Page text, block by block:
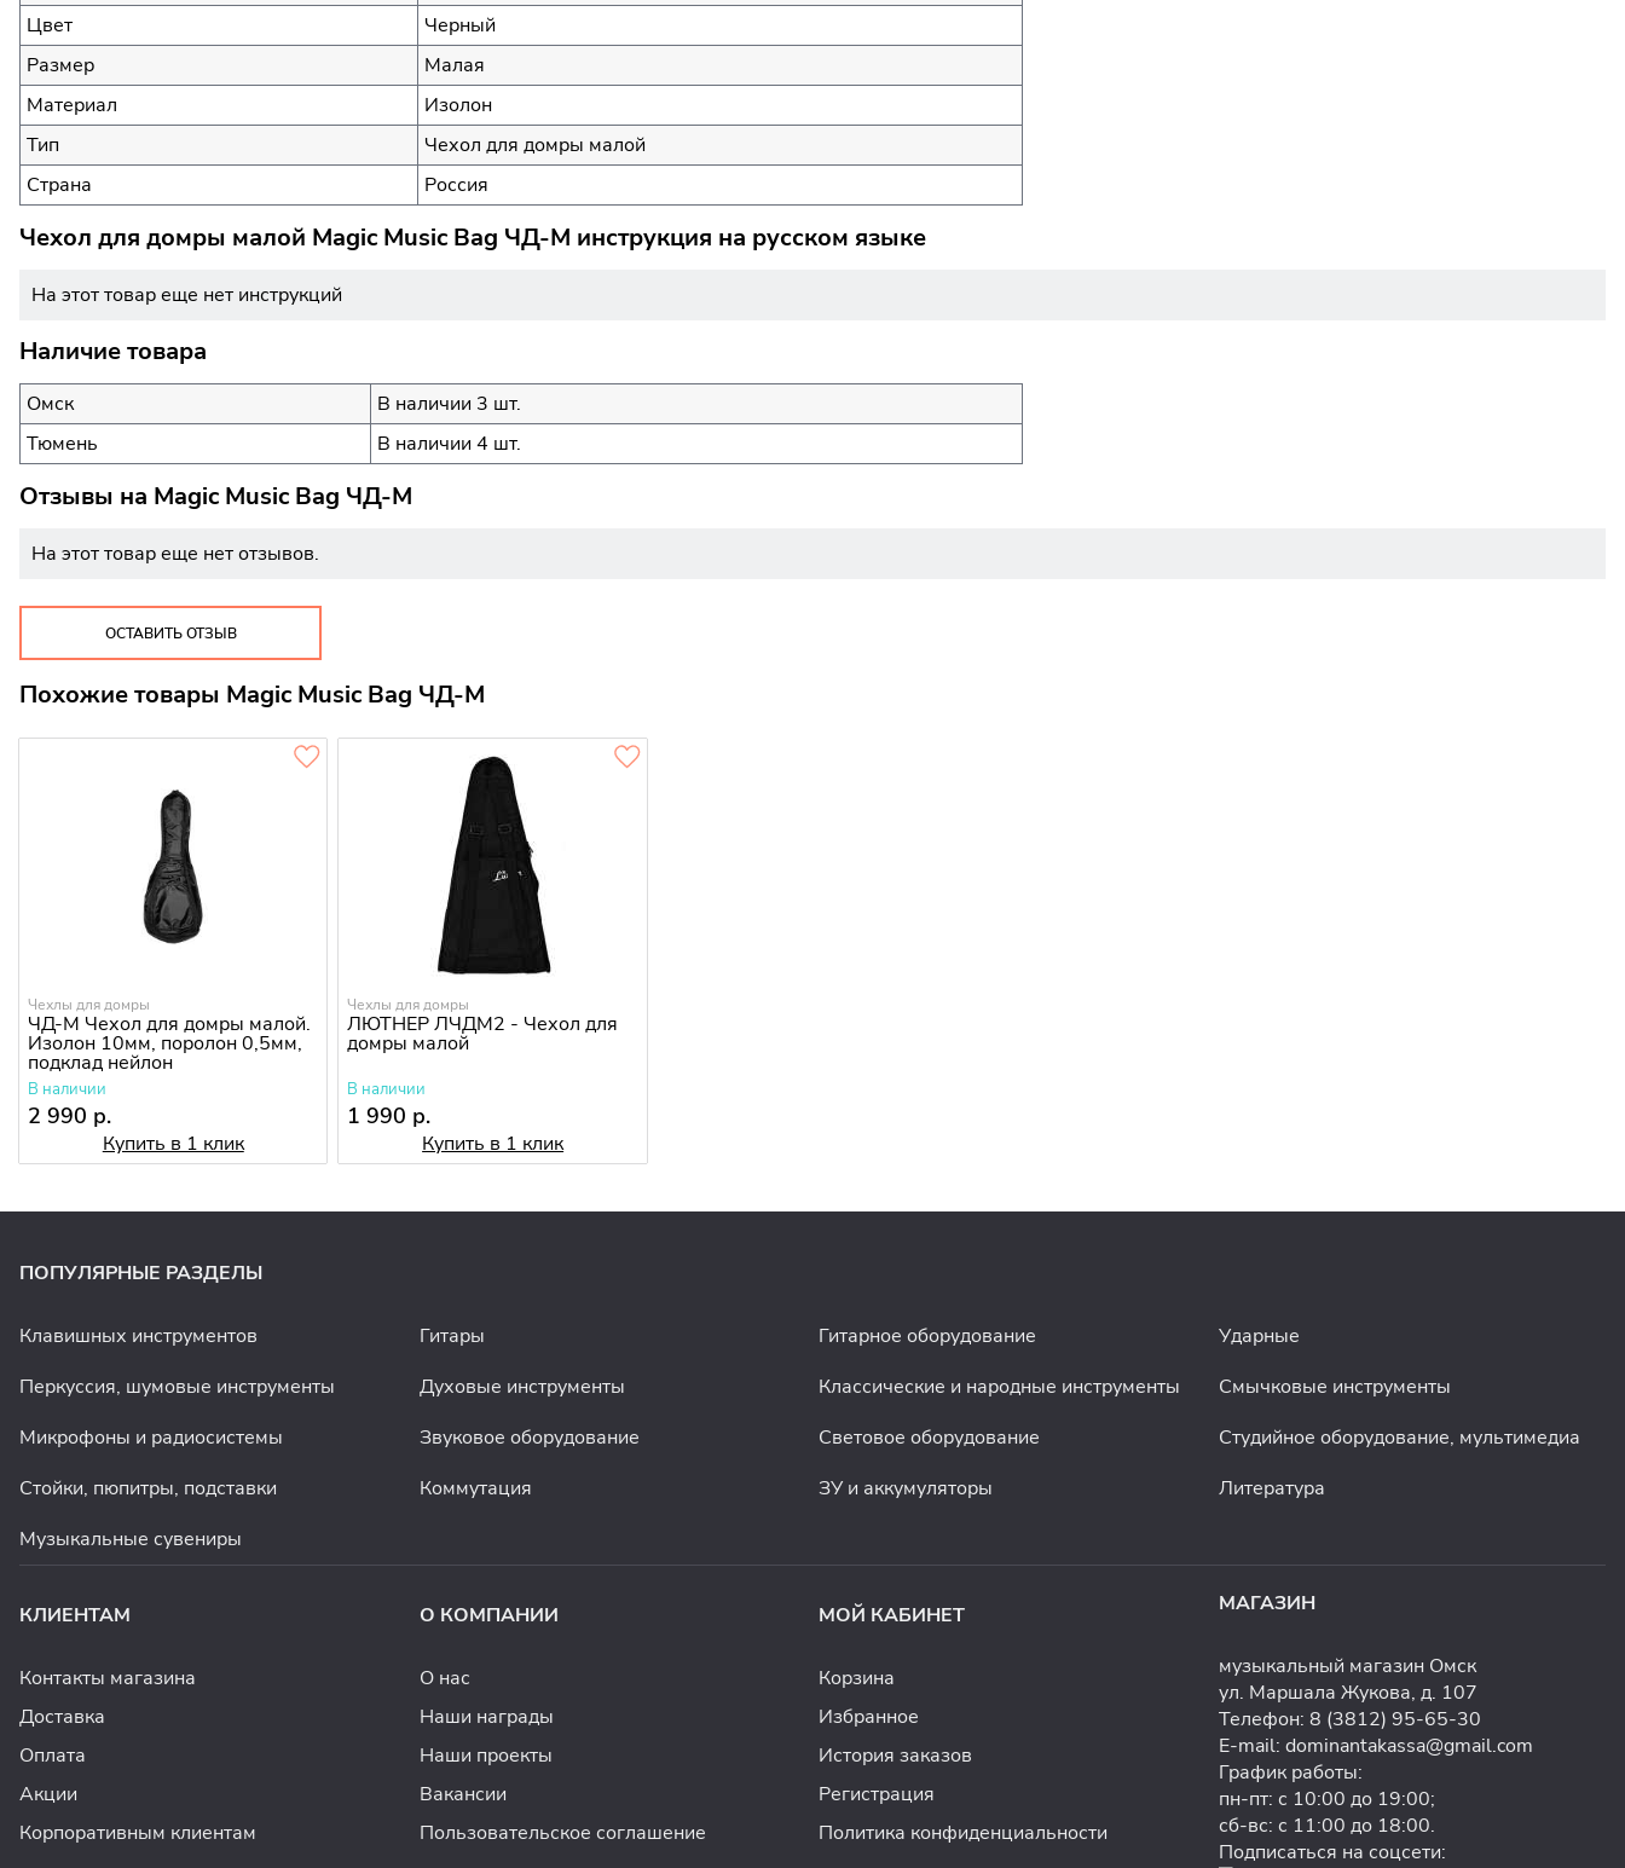
Цвет
Черный
Размер
Малая
Материал
Изолон
Тип
Чехол для домры малой
Страна
Россия
Чехол для домры малой Magic Music Bag ЧД-М инструкция на русском языке
На этот товар еще нет инструкций
Наличие товара
Омск
В наличии 3 шт.
Тюмень
В наличии 4 шт.
Отзывы на Magic Music Bag ЧД-М
На этот товар еще нет отзывов.
ОСТАВИТЬ ОТЗЫВ
Похожие товары Magic Music Bag ЧД-М
Чехлы для домры
ЧД-М Чехол для домры малой.
Изолон 10мм, поролон 0,5мм,
подклад нейлон
В наличии
2 990 р.
Купить в 1 клик
Чехлы для домры
ЛЮТНЕР ЛЧДМ2 - Чехол для
домры малой
В наличии
1 990 р.
Купить в 1 клик
ПОПУЛЯРНЫЕ РАЗДЕЛЫ
Клавишных инструментов Гитары Гитарное оборудование
Ударные
Перкуссия, шумовые инструменты
Духовые инструменты Классические и народные инструменты
Смычковые инструменты
Микрофоны и радиосистемы
Звуковое оборудование Световое оборудование
Студийное оборудование, мультимедиа
Стойки, пюпитры, подставки
Коммутация ЗУ и аккумуляторы
Литература
Музыкальные сувениры
КЛИЕНТАМ
Контакты магазина
Доставка
Оплата
Акции
Корпоративным клиентам
О КОМПАНИИ
О нас
Наши награды
Наши проекты
Вакансии
Пользовательское соглашение
МОЙ КАБИНЕТ
Корзина
Избранное
История заказов
Регистрация
Политика конфиденциальности
МАГАЗИН
музыкальный магазин Омск
ул. Маршала Жукова, д. 107
Телефон: 8 (3812) 95-65-30
E-mail: dominantakassa@gmail.com
График работы:
пн-пт: с 10:00 до 19:00;
сб-вс: с 11:00 до 18:00.
Подписаться на соцсети: